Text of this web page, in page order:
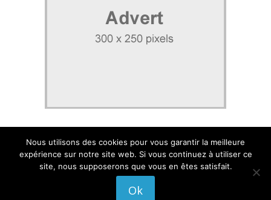
Politique de confidentialité
Nous utilisons des cookies pour vous garantir la meilleure
expérience sur notre site web. Si vous continuez à utiliser ce
site, nous supposerons que vous en êtes satisfait.
Ok